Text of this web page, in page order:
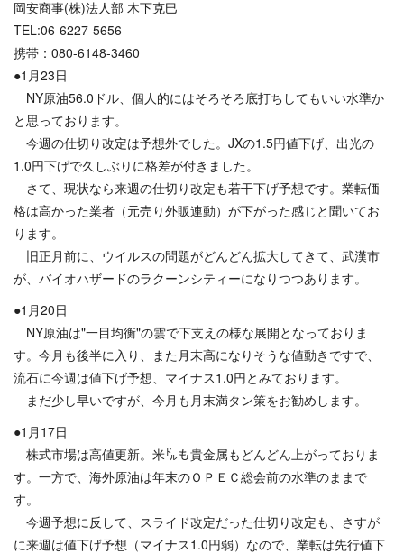
岡安商事(株)法人部 木下克巳
TEL:06-6227-5656
携帯：080-6148-3460
●1月23日
NY原油56.0ドル、個人的にはそろそろ底打ちしてもいい水準か
と思っております。
今週の仕切り改定は予想外でした。JXの1.5円値下げ、出光の
1.0円下げで久しぶりに格差が付きました。
さて、現状なら来週の仕切り改定も若干下げ予想です。業転価
格は高かった業者（元売り外販連動）が下がった感じと聞いてお
ります。
旧正月前に、ウイルスの問題がどんどん拡大してきて、武漢市
が、バイオハザードのラクーンシティーになりつつあります。
●1月20日
NY原油は"一目均衡"の雲で下支えの様な展開となっておりま
す。今月も後半に入り、また月末高になりそうな値動きですで、
流石に今週は値下げ予想、マイナス1.0円とみております。
まだ少し早いですが、今月も月末満タン策をお勧めします。
●1月17日
株式市場は高値更新。米㌦も貴金属もどんどん上がっておりま
す。一方で、海外原油は年末のＯＰＥＣ総会前の水準のままで
す。
今週予想に反して、スライド改定だった仕切り改定も、さすが
に来週は値下げ予想（マイナス1.0円弱）なので、業転は先行値下